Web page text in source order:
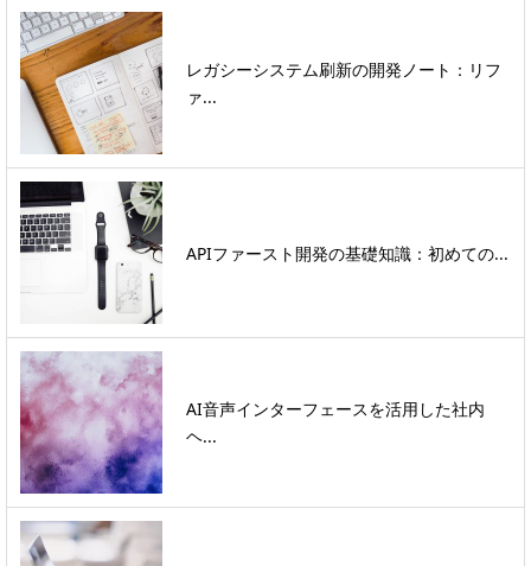
レガシーシステム刷新の開発ノート：リフ
ァ...
APIファースト開発の基礎知識：初めての...
AI音声インターフェースを活用した社内
ヘ...